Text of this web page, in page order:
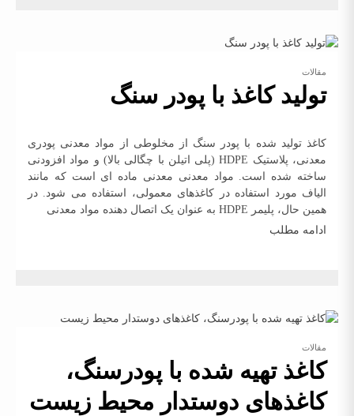
مقالات
تولید کاغذ با پودر سنگ
کاغذ تولید شده با پودر سنگ از مخلوطی از مواد معدنی پودری
معدنی، پلاستیک HDPE (پلی اتیلن با چگالی بالا) و مواد افزودنی
ساخته شده است. مواد معدنی معدنی ماده ای است که مانند
الیاف مورد استفاده در کاغذهای معمولی، استفاده می شود. در
همین حال، پلیمر HDPE به عنوان یک اتصال دهنده مواد معدنی
ادامه مطلب
مقالات
کاغذ تهیه شده با پودرسنگ،
کاغذهای دوستدار محیط زیست